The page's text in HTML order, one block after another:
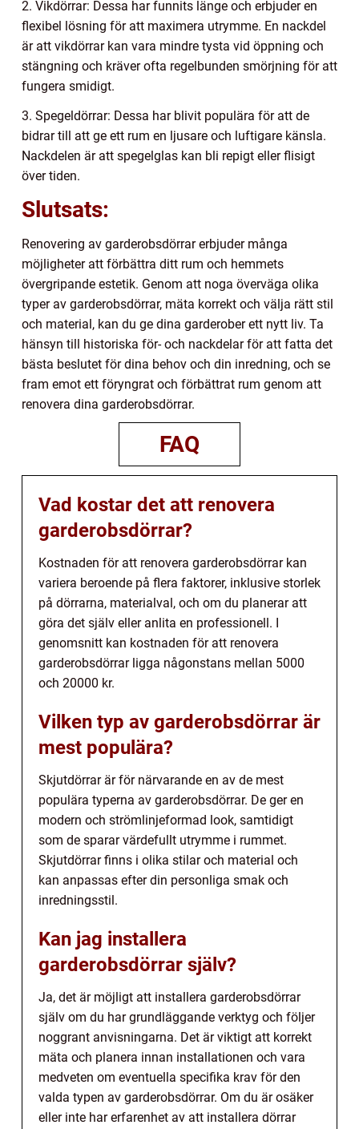
2. Vikdörrar: Dessa har funnits länge och erbjuder en
flexibel lösning för att maximera utrymme. En nackdel
är att vikdörrar kan vara mindre tysta vid öppning och
stängning och kräver ofta regelbunden smörjning för att
fungera smidigt.
3. Spegeldörrar: Dessa har blivit populära för att de
bidrar till att ge ett rum en ljusare och luftigare känsla.
Nackdelen är att spegelglas kan bli repigt eller flisigt
över tiden.
Slutsats:
Renovering av garderobsdörrar erbjuder många
möjligheter att förbättra ditt rum och hemmets
övergripande estetik. Genom att noga överväga olika
typer av garderobsdörrar, mäta korrekt och välja rätt stil
och material, kan du ge dina garderober ett nytt liv. Ta
hänsyn till historiska för- och nackdelar för att fatta det
bästa beslutet för dina behov och din inredning, och se
fram emot ett föryngrat och förbättrat rum genom att
renovera dina garderobsdörrar.
FAQ
Vad kostar det att renovera
garderobsdörrar?
Kostnaden för att renovera garderobsdörrar kan
variera beroende på flera faktorer, inklusive storlek
på dörrarna, materialval, och om du planerar att
göra det själv eller anlita en professionell. I
genomsnitt kan kostnaden för att renovera
garderobsdörrar ligga någonstans mellan 5000
och 20000 kr.
Vilken typ av garderobsdörrar är
mest populära?
Skjutdörrar är för närvarande en av de mest
populära typerna av garderobsdörrar. De ger en
modern och strömlinjeformad look, samtidigt
som de sparar värdefullt utrymme i rummet.
Skjutdörrar finns i olika stilar och material och
kan anpassas efter din personliga smak och
inredningsstil.
Kan jag installera
garderobsdörrar själv?
Ja, det är möjligt att installera garderobsdörrar
själv om du har grundläggande verktyg och följer
noggrant anvisningarna. Det är viktigt att korrekt
mäta och planera innan installationen och vara
medveten om eventuella specifika krav för den
valda typen av garderobsdörrar. Om du är osäker
eller inte har erfarenhet av att installera dörrar